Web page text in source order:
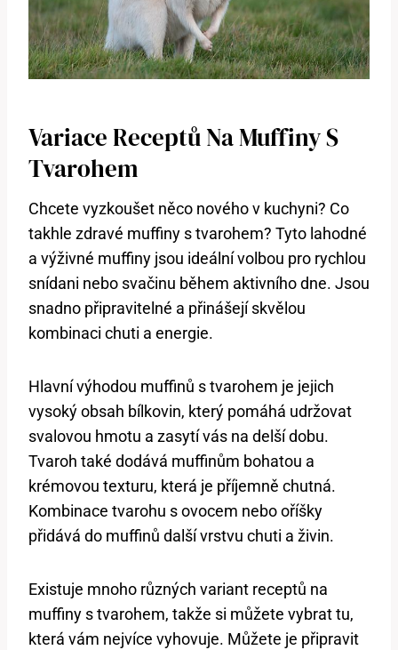
Variace Receptů Na Muffiny S
Tvarohem
Chcete vyzkoušet něco nového v kuchyni? Co
takhle zdravé muffiny s tvarohem? Tyto lahodné
a výživné muffiny jsou ideální volbou pro rychlou
snídani nebo svačinu během aktivního dne. Jsou
snadno připravitelné a přinášejí skvělou
kombinaci chuti a energie.
Hlavní výhodou muffinů s tvarohem je jejich
vysoký obsah bílkovin, který pomáhá udržovat
svalovou hmotu a zasytí vás na delší dobu.
Tvaroh také dodává muffinům bohatou a
krémovou texturu, která je příjemně chutná.
Kombinace tvarohu s ovocem nebo oříšky
přidává do muffinů další vrstvu chuti a živin.
Existuje mnoho různých variant receptů na
muffiny s tvarohem, takže si můžete vybrat tu,
která vám nejvíce vyhovuje. Můžete je připravit